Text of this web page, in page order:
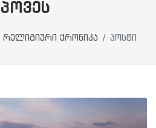
რელიგიური ქრონიკა პოსტი